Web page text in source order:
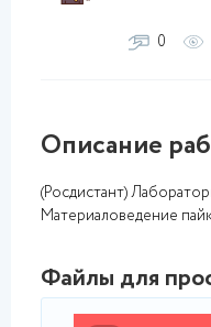
0
Описание
(Росдистант)
Материаловедение
Файлы для